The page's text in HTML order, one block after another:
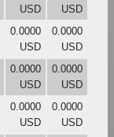
USD
USD
0.0000
USD
0.0000
USD
0.0000
USD
0.0000
USD
0.0000
USD
0.0000
USD